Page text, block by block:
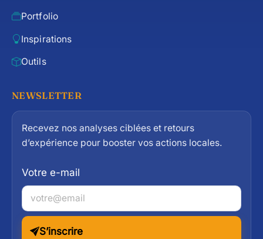
Portfolio
Inspirations
Outils
NEWSLETTER
Recevez nos analyses ciblées et retours
d’expérience pour booster vos actions locales.
Votre e-mail
S’inscrire